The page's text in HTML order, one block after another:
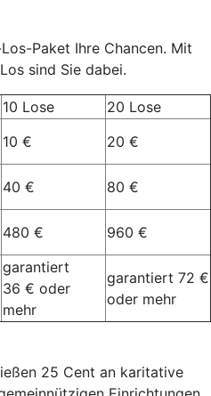
Paket Ihre Chancen. Mit
sind Sie dabei.
10 Lose
20 Lose
10 €
20 €
40 €
80 €
480 €
960 €
garantiert
36 € oder
mehr
garantiert 72 €
oder mehr
25 Cent an karitative